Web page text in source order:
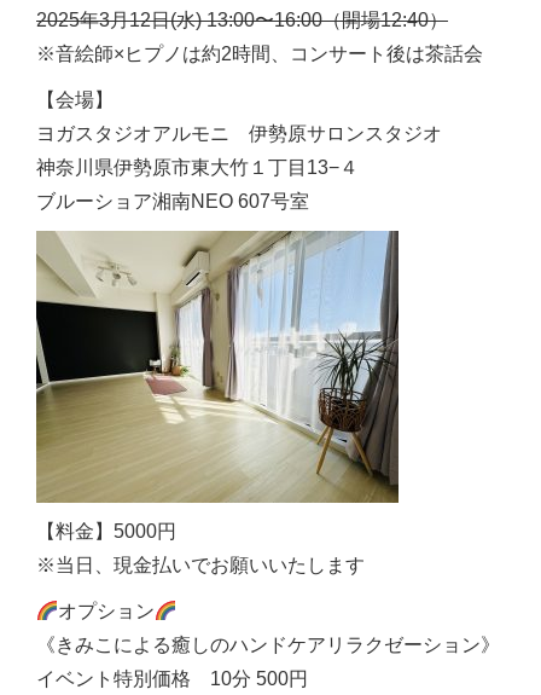
2025年3月12日(水) 13:00〜16:00（開場12:40）
※音絵師×ヒプノは約2時間、コンサート後は茶話会
【会場】
ヨガスタジオアルモニ 伊勢原サロンスタジオ
神奈川県伊勢原市東大竹１丁目13−４
ブルーショア湘南NEO 607号室
【料金】5000円
※当日、現金払いでお願いいたします
オプション
《きみこによる癒しのハンドケアリラクゼーション》
イベント特別価格 10分 500円